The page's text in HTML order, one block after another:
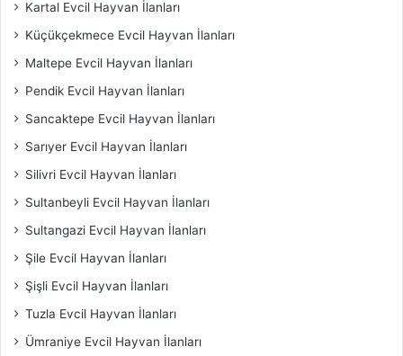
Kartal Evcil Hayvan İlanları
Küçükçekmece Evcil Hayvan İlanları
Maltepe Evcil Hayvan İlanları
Pendik Evcil Hayvan İlanları
Sancaktepe Evcil Hayvan İlanları
Sarıyer Evcil Hayvan İlanları
Silivri Evcil Hayvan İlanları
Sultanbeyli Evcil Hayvan İlanları
Sultangazi Evcil Hayvan İlanları
Şile Evcil Hayvan İlanları
Şişli Evcil Hayvan İlanları
Tuzla Evcil Hayvan İlanları
Ümraniye Evcil Hayvan İlanları